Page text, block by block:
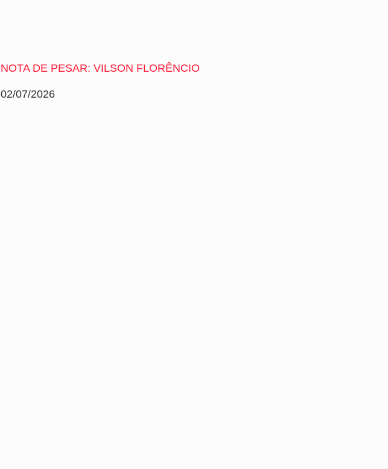
NOTA DE PESAR: VILSON FLORÊNCIO
02/07/2026